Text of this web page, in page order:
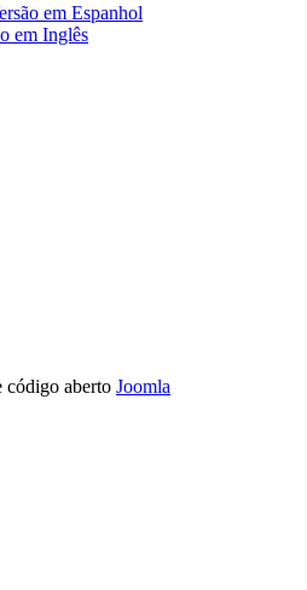
em Espanhol
em Inglês
aberto Joomla